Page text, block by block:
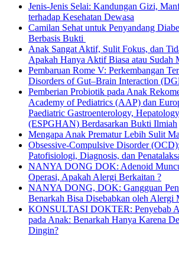
Jenis-Jenis Selai: Kandungan Gizi,
terhadap Kesehatan Dewasa
Camilan Sehat untuk Penyandang
Berbasis Bukti
Anak Sangat Aktif, Sulit Fokus, dan
Apakah Hanya Aktif Biasa atau Sudah
Pembaruan Rome V: Perkembangan
Disorders of Gut–Brain Interaction
Pemberian Probiotik pada Anak
Academy of Pediatrics (AAP) dan
Paediatric Gastroenterology,
(ESPGHAN) Berdasarkan Bukti Ilmiah
Mengapa Anak Prematur Lebih Sulit
Obsessive-Compulsive Disorder
Patofisiologi, Diagnosis, dan
NANYA DONG DOK: Adenoid
Operasi, Apakah Alergi Berkaitan ?
NANYA DONG, DOK: Gangguan
Benarkah Bisa Disebabkan oleh Alergi
KONSULTASI DOKTER: Penyebab
pada Anak: Benarkah Hanya Karena
Dingin?